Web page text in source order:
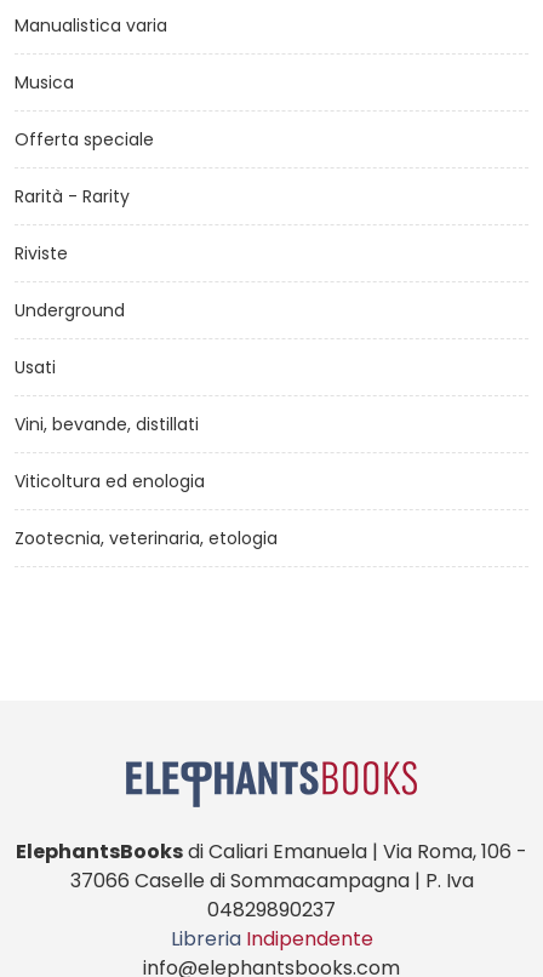
Manualistica varia
Musica
Offerta speciale
Rarità - Rarity
Riviste
Underground
Usati
Vini, bevande, distillati
Viticoltura ed enologia
Zootecnia, veterinaria, etologia
ElephantsBooksdi Caliari Emanuela | Via Roma, 106 -
37066 Caselle di Sommacampagna | P. Iva
04829890237
Libreria Indipendente
info@elephantsbooks.com